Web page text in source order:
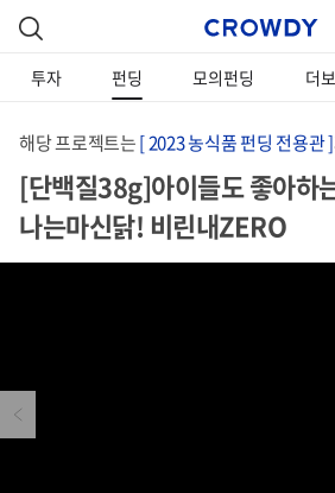
투자 펀딩 모의펀딩 더
해당 프로젝트는[ 2023 농식품 펀딩 전용관 ]
[단백질38g]아이들도 좋아하
나는마신닭! 비린내ZERO
Previous